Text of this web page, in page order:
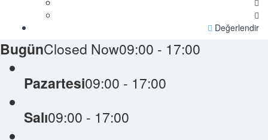
Değerlendir
BugünClosed Now09:00 - 17:00
Pazartesi09:00 - 17:00
Salı09:00 - 17:00